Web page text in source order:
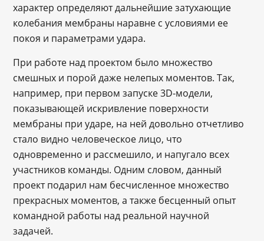
характер определяют дальнейшие затухающие
колебания мембраны наравне с условиями ее
покоя и параметрами удара.
При работе над проектом было множество
смешных и порой даже нелепых моментов. Так,
например, при первом запуске 3D-модели,
показывающей искривление поверхности
мембраны при ударе, на ней довольно отчетливо
стало видно человеческое лицо, что
одновременно и рассмешило, и напугало всех
участников команды. Одним словом, данный
проект подарил нам бесчисленное множество
прекрасных моментов, а также бесценный опыт
командной работы над реальной научной
задачей.